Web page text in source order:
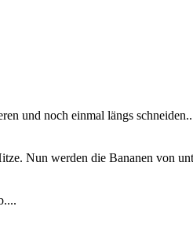
und noch einmal längs
Nun werden die Bananen von